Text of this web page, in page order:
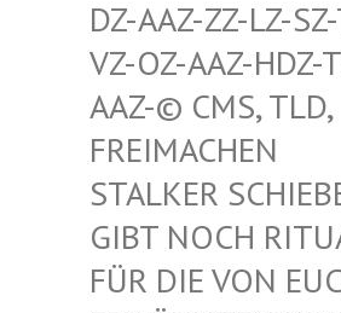
-AAZ-ZZ-LZ-SZ-
-OZ-AAZ-HDZ-TZ-
Z-© CMS, TLD, FR
EIMACHEN ST
ALKER
BT NOCH
R DIE VON EUCH